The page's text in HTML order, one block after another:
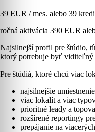
39 EUR / mes. alebo 39
ročná aktivácia 390 EUR
Najsilnejší profil pre štúdio,
ktorý potrebuje byť viditeľný
Pre štúdiá, ktoré chcú viac
najsilnejšie
viac lokalít a viac
prioritné leady a
rozšírené reportingy
prepájanie na